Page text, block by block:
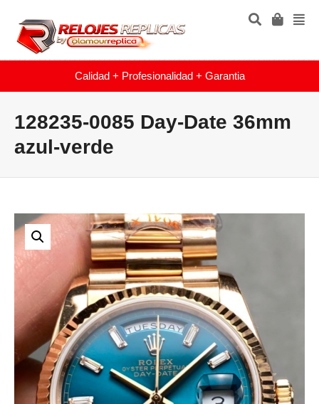
Calidad + Profesionalidad + Garantia
128235-0085 Day-Date 36mm
azul-verde